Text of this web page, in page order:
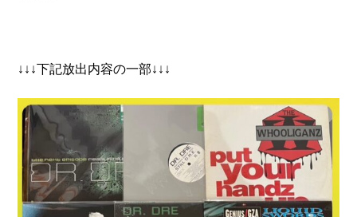
↓↓↓下記放出内容の一部↓↓↓